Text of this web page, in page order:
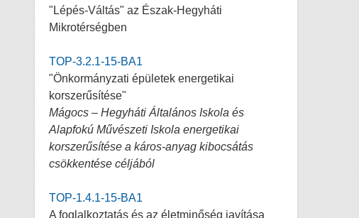
"Lépés-Váltás" az Észak-Hegyháti
Mikrotérségben
TOP-3.2.1-15-BA1
"Önkormányzati épületek energetikai
korszerűsítése"
Mágocs – Hegyháti Általános Iskola és
Alapfokú Művészeti Iskola energetikai
korszerűsítése a káros-anyag kibocsátás
csökkentése céljából
TOP-1.4.1-15-BA1
A foglalkoztatás és az életminőség javítása